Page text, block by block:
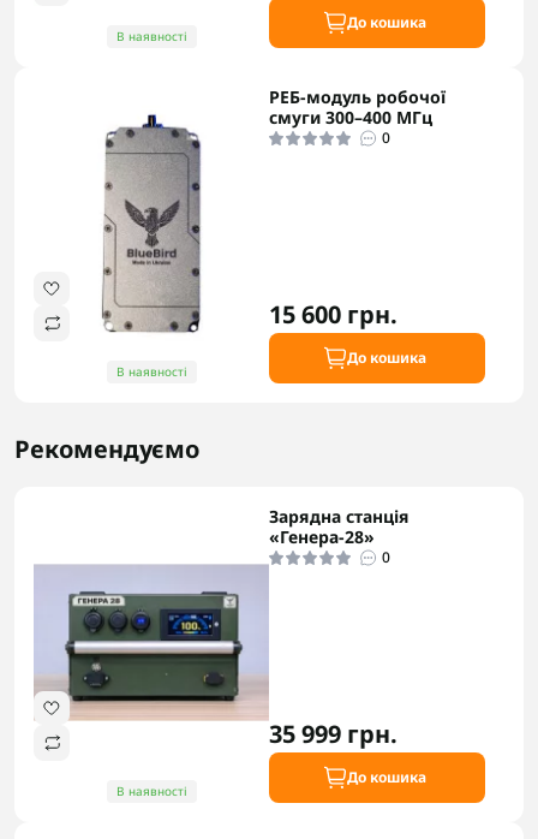
В наявності
До кошика
В наявності
РЕБ-модуль робочої
смуги 300–400 МГц
0
15 600 грн.
До кошика
Рекомендуємо
В наявності
Зарядна станція
«Генера-28»
0
35 999 грн.
До кошика